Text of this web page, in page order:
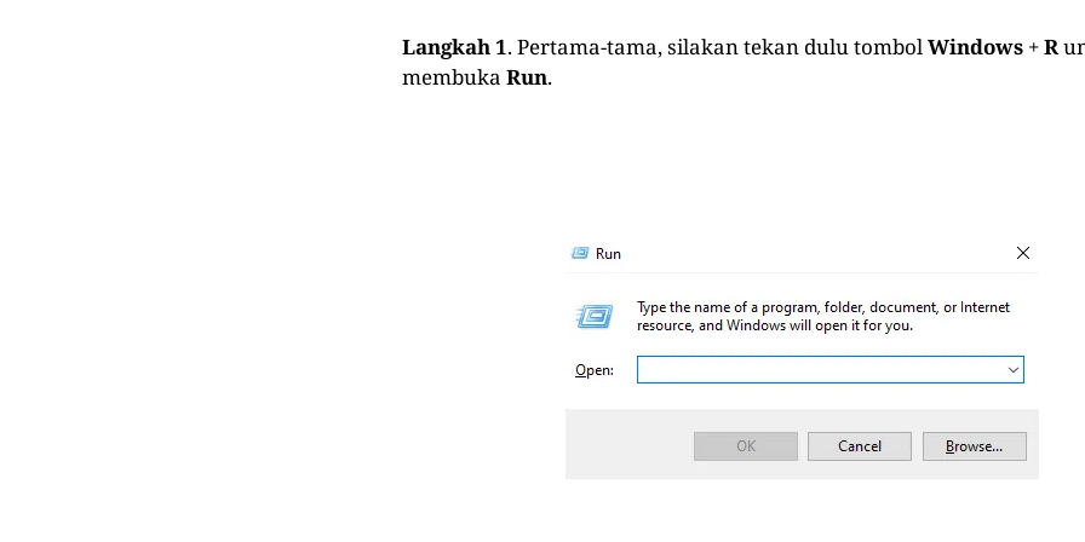
Langkah 1. Pertama-tama, silakan tekan dulu tombolWindows +R
membuka Run.